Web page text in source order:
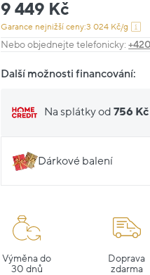
9 449 Kč
Garance nejnižší ceny:3 024 Kč/g
Nebo objednejte telefonicky:
Další možnosti financování:
Na splátky od756 Kč
Dárkové balení
Výměna do
30 dnů
Doprava
zdarma